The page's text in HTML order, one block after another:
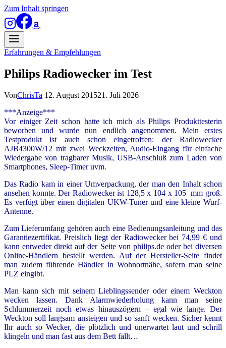
Zum Inhalt springen
Erfahrungen & Empfehlungen
Philips Radiowecker im Test
VonChrisTa 12. August 201521. Juli 2026
***Anzeige***
Vor einiger Zeit schon hatte ich mich als Philips Produkttesterin
beworben und wurde nun endlich angenommen. Mein erstes
Testprodukt ist auch schon eingetroffen: der Radiowecker
AJB4300W/12 mit zwei Weckzeiten, Audio-Eingang für einfache
Wiedergabe von tragbarer Musik, USB-Anschluß zum Laden von
Smartphones, Sleep-Timer uvm.
Das Radio kam in einer Umverpackung, der man den Inhalt schon
ansehen konnte. Der Radiowecker ist 128,5 x 104 x 105 mm groß.
Es verfügt über einen digitalen UKW-Tuner und eine kleine Wurf-
Antenne.
Zum Lieferumfang gehören auch eine Bedienungsanleitung und das
Garantiezertifikat. Preislich liegt der Radiowecker bei 74,99 € und
kann entweder direkt auf der Seite von philips.de oder bei diversen
Online-Händlern bestellt werden. Auf der Hersteller-Seite findet
man zudem führende Händler in Wohnortnähe, sofern man seine
PLZ eingibt.
Man kann sich mit seinem Lieblingssender oder einem Weckton
wecken lassen. Dank Alarmwiederholung kann man seine
Schlummerzeit noch etwas hinauszögern – egal wie lange. Der
Weckton soll langsam ansteigen und so sanft wecken. Sicher kennt
Ihr auch so Wecker, die plötzlich und unerwartet laut und schrill
klingeln und man fast aus dem Bett fällt…